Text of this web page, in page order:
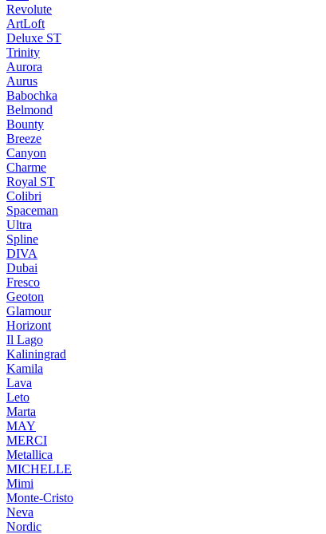
Revolute
ArtLoft
Deluxe ST
Trinity
Aurora
Aurus
Babochka
Belmond
Bounty
Breeze
Canуon
Charme
Royal ST
Colibri
Spaceman
Ultra
Spline
DIVA
Dubai
Fresco
Geoton
Glamour
Horizont
Il Lago
Kaliningrad
Kamila
Lava
Leto
Marta
MAY
MERCI
Metallica
MICHELLE
Mimi
Monte-Cristo
Neva
Nordic